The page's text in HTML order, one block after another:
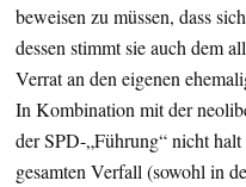
beweisen zu müssen, dass
dessen stimmt sie auch dem
Verrat an den eigenen
In Kombination mit der
der SPD-„Führung“ nicht
gesamten Verfall (sowohl in